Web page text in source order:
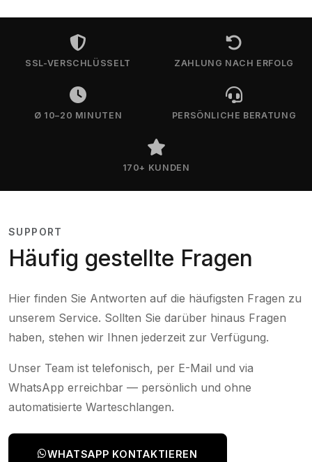
SSL-VERSCHLÜSSELT ZAHLUNG NACH ERFOLG
Ø 10–20 MINUTEN PERSÖNLICHE BERATUNG
170+ KUNDEN
SUPPORT
Häufig gestellte Fragen
Hier finden Sie Antworten auf die häufigsten Fragen zu
unserem Service. Sollten Sie darüber hinaus Fragen
haben, stehen wir Ihnen jederzeit zur Verfügung.
Unser Team ist telefonisch, per E-Mail und via
WhatsApp erreichbar — persönlich und ohne
automatisierte Warteschlangen.
WHATSAPP KONTAKTIEREN